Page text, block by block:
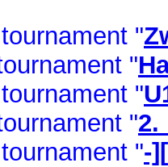
"
"
"
"2.
"-